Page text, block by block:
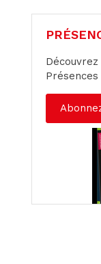
Présences